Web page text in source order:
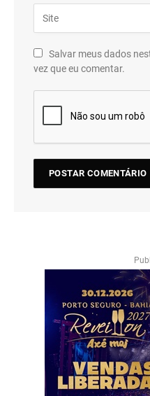
Salvar meus dados
vez que eu comentar.